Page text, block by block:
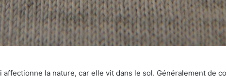
la nature, car elle vit dans le sol. Généralement de